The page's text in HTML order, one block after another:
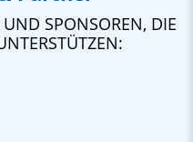
SPONSOREN, DIE